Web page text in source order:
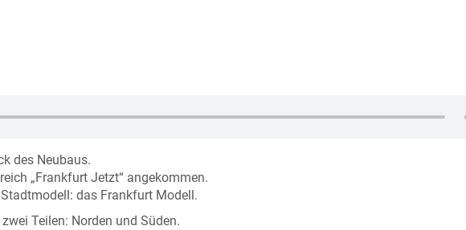
des Neubaus.
„Frankfurt Jetzt“ angekommen.
das Frankfurt Modell.
Teilen: Norden und Süden.